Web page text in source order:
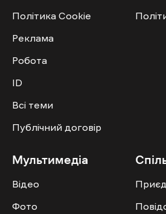
дівчина від поранень
російського
Бурлук
Поліна Куліш